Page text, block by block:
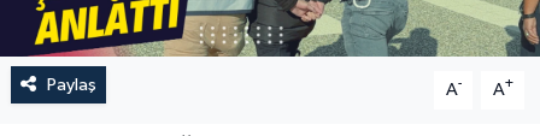
Paylaş A- A+